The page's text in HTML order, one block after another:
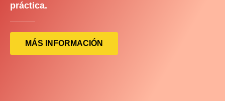
práctica.
MÁS INFORMACIÓN